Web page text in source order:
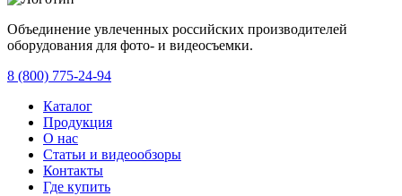
Объединение увлеченных российских производителей
оборудования для фото- и видеосъемки.
8 (800) 775-24-94
Каталог
Продукция
О нас
Статьи и видеообзоры
Контакты
Где купить